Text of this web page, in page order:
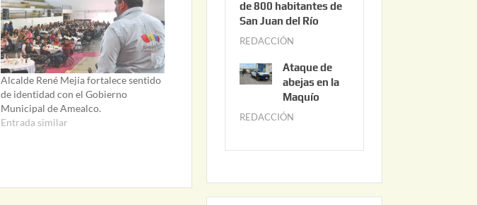
Alcalde René Mejía fortalece sentido
de identidad con el Gobierno
Municipal de Amealco.
Entrada similar
0
0
2
6
de 800 habitantes de
San Juan del Río
REDACCIÓN
n
i
0
2
Ataque de
abejas en la
Maquío
REDACCIÓN
y